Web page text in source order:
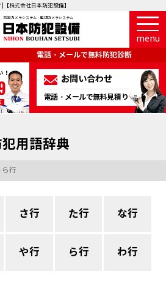
|【株式会社日本防犯設備】
防犯カメラシステム・監視カメラシステム
！
電話・メールで無料防犯診断
お問い合わせ
電話・メールで無料見積り
menu
犯用語辞典
ら行
さ行 た行 な行
や行 ら行 わ行